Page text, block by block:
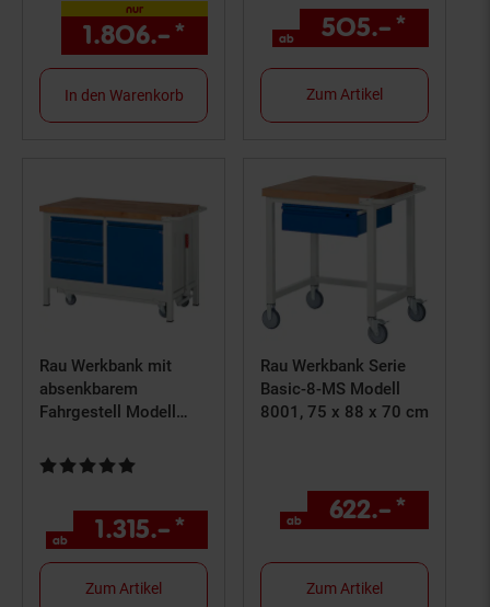
nur
1.806.–* nur 1806,–€ Sternchen
In den Warenkorb
ab 505.–*
Zum Artikel
Rau Werkbank mit
absenkbarem
Fahrgestell Modell
Kundenbewertung: 5 von 5 Sternen
ab 1.315.–* ab 1315,–€ Sternchen
Zum Artikel
Rau Werkbank Serie
Basic-8-MS Modell
8001, 75 x 88 x 70 cm
ab 622.–*
Zum Artikel